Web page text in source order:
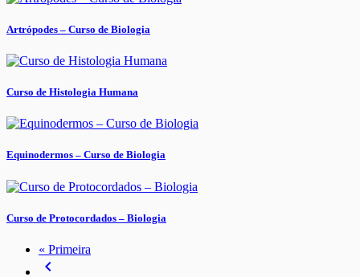
Artrópodes – Curso de Biologia
Curso de Histologia Humana
Equinodermos – Curso de Biologia
Curso de Protocordados – Biologia
« Primeira
navigate_before